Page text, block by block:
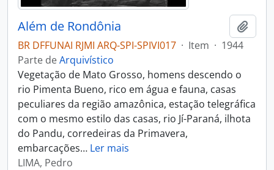
Além de Rondônia
BR DFFUNAI RJMI ARQ-SPI-SPIVI017 · Item · 1944
Parte deArquivístico
Vegetação de Mato Grosso, homens descendo o
rio Pimenta Bueno, rico em água e fauna, casas
peculiares da região amazônica, estação telegráfica
com o mesmo estilo das casas, rio Jí-Paraná, ilhota
do Pandu, corredeiras da Primavera,
embarcações… Ler mais
LIMA, Pedro